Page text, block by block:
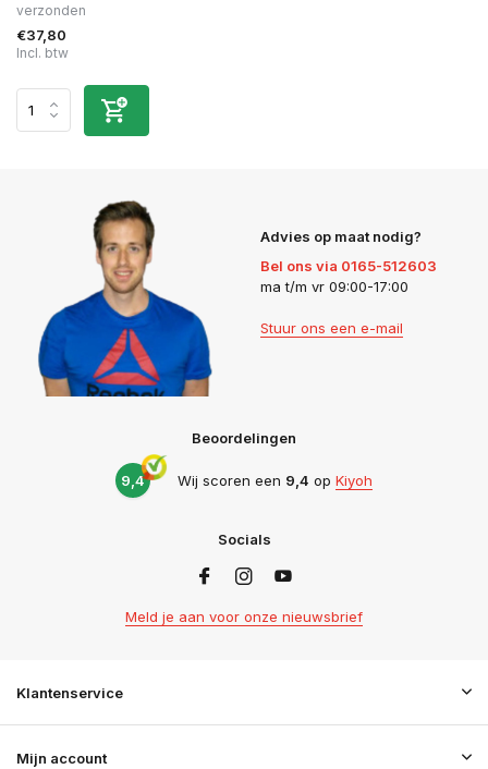
verzonden
€37,80
Incl. btw
Advies op maat nodig?
Bel ons via 0165-512603
ma t/m vr 09:00-17:00
Stuur ons een e-mail
Beoordelingen
9,4 Wij scoren een 9,4 op Kiyoh
Socials
Meld je aan voor onze nieuwsbrief
Klantenservice
Mijn account